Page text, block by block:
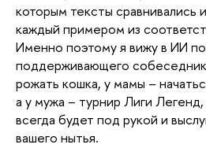
которым тексты сравнивались
каждый примером из
Именно поэтому я вижу в ИИ
поддерживающего
рожать кошка, у мамы –
а у мужа – турнир Лиги
всегда будет под рукой и
вашего нытья.